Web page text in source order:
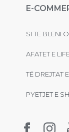
E-
SI TË BLENI
AFATET E
TË DREJTAT
PYETJET E